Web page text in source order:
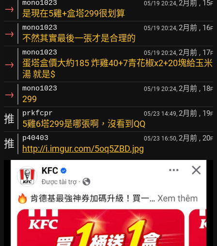
→ mono1023 05/19 20:24, 2月前 , 15F
是現在5雞+盒塔299很划算
→ mono1023 05/19 20:24, 2月前 , 16F
不然其實最後一張才是合理的
→
mono1023 05/19 20:24, 2月前 , 17F
蛋塔盒價大約185 炸雞40+7青花椒x2+20塊給玉米
湯 就是$
→ mono1023 05/19 20:24, 2月前 , 18F
299
推 prkfcpr 05/23 14:49, 2月前 , 19F
5雞6塔299是哪張啊，沒看到QQ
推 p40403 05/23 16:50, 2月前 , 20F
http://i.imgur.com/5oq5ZBD.jpg